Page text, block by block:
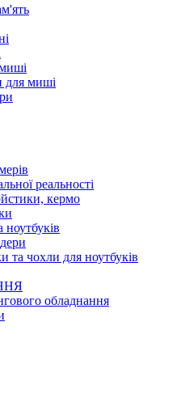
миші
реальності
кермо
та чохли для ноутбуків
обладнання